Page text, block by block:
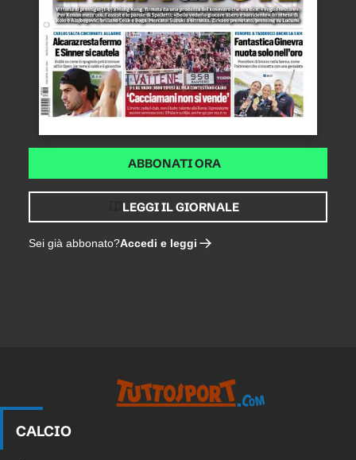
ABBONATI ORA
LEGGI IL GIORNALE
Sei già abbonato?Accedi e leggi
CALCIO